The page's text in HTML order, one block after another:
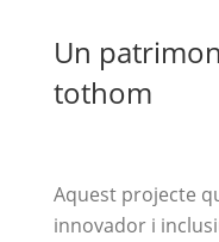
Un
tothom
Aquest projecte
innovador i